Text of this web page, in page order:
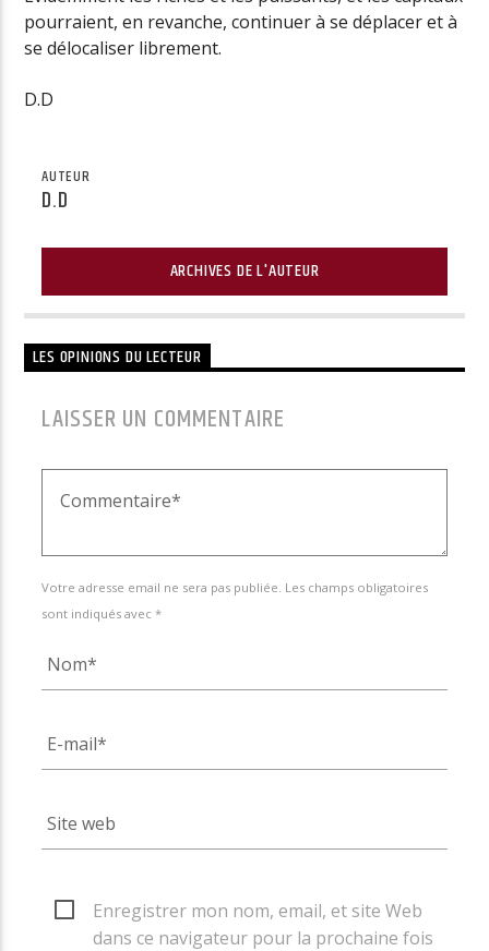
pourraient, en revanche, continuer à se déplacer et à
se délocaliser librement.
D.D
AUTEUR
D.D
ARCHIVES DE L'AUTEUR
LES OPINIONS DU LECTEUR
LAISSER UN COMMENTAIRE
Votre adresse email ne sera pas publiée. Les champs obligatoires
sont indiqués avec *
Enregistrer mon nom, email, et site Web
dans ce navigateur pour la prochaine fois